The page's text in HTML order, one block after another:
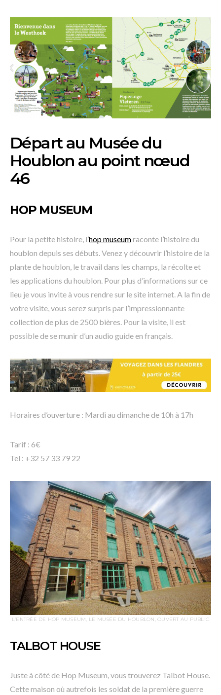
Départ au Musée du
Houblon au point nœud
46
HOP MUSEUM
Pour la petite histoire, l’hop museumraconte l’histoire du
houblon depuis ses débuts. Venez y découvrir l’histoire de la
plante de houblon, le travail dans les champs, la récolte et
les applications du houblon. Pour plus d’informations sur ce
lieu je vous invite à vous rendre sur le site internet. A la fin de
votre visite, vous serez surpris par l’impressionnante
collection de plus de 2500 bières. Pour la visite, il est
possible de se munir d’un audio guide en français.
Horaires d’ouverture : Mardi au dimanche de 10h à 17h
Tarif : 6€
Tel : +32 57 33 79 22
L’ENTRÉE DE HOP MUSEUM, LE MUSÉE DU HOUBLON, OUVERT AU PUBLIC
TALBOT HOUSE
Juste à côté de Hop Museum, vous trouverez Talbot House.
Cette maison où autrefois les soldat de la première guerre